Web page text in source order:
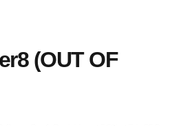
(OUT OF